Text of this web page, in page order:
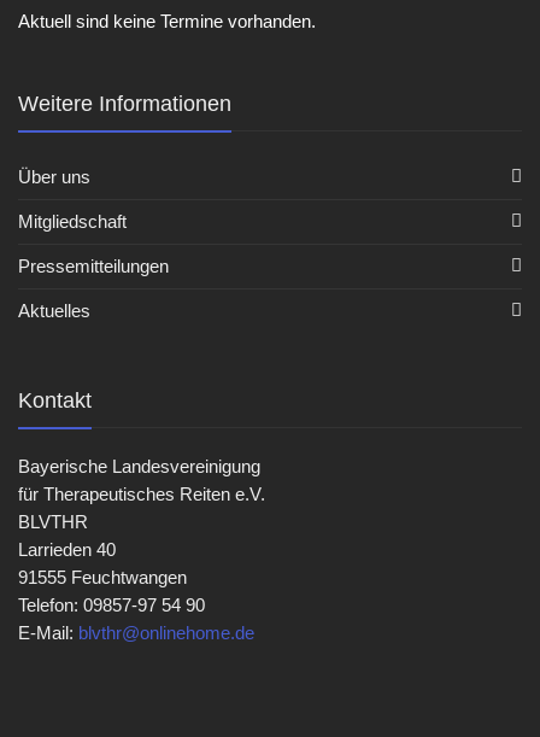
Aktuell sind keine Termine vorhanden.
Weitere Informationen
Über uns
Mitgliedschaft
Pressemitteilungen
Aktuelles
Kontakt
Bayerische Landesvereinigung
für Therapeutisches Reiten e.V.
BLVTHR
Larrieden 40
91555 Feuchtwangen
Telefon: 09857-97 54 90
E-Mail: blvthr@onlinehome.de